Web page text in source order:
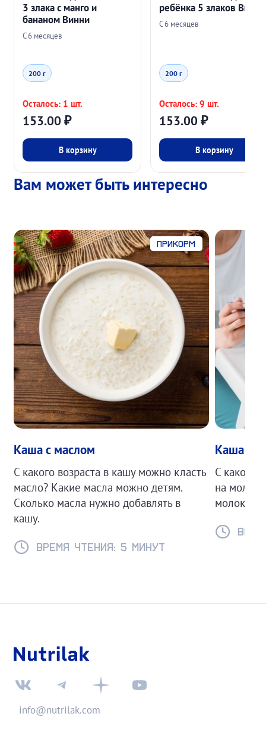
3 злака с манго и
бананом Винни
С 6 месяцев
200 г
153.00₽
Осталось: 1 шт.
В корзину
ребёнка 5 злаков Винни
С 6 месяцев
200 г
153.00₽
Осталось: 9 шт.
В корзину
Вам может быть интересно
Прикорм
Каша с маслом
С какого возраста в кашу можно класть
масло? Какие масла можно детям.
Сколько масла нужно добавлять в
кашу.
Время чтения: 5 минут
Каша на
С какого
на
молоке.
info@nutrilak.com